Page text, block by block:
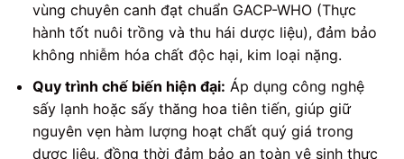
vùng chuyên canh đạt chuẩn GACP-WHO (Thực
hành tốt nuôi trồng và thu hái dược liệu), đảm bảo
không nhiễm hóa chất độc hại, kim loại nặng.
Quy trình chế biến hiện đại: Áp dụng công nghệ
sấy lạnh hoặc sấy thăng hoa tiên tiến, giúp giữ
nguyên vẹn hàm lượng hoạt chất quý giá trong
dược liệu, đồng thời đảm bảo an toàn vệ sinh thực